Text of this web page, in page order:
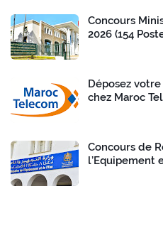
Concours
2026 (154
Déposez
chez Maroc
Concours de
l’Equipement